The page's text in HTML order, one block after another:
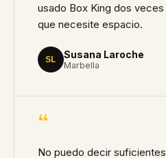
usado Box King dos
que necesite espacio.
SL Susana Laroche
Marbella
“
No puedo decir